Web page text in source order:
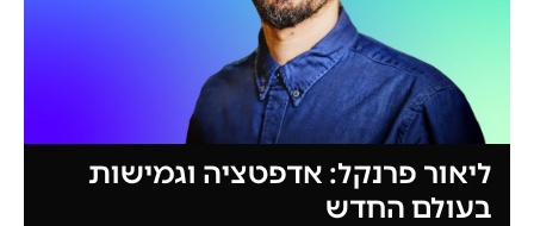
ליאור פרנקל: אדפטציה וגמישות
בעולם החדש